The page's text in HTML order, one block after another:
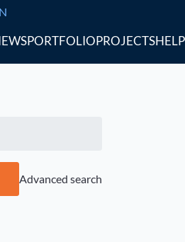
PORTFOLIOPROJECTSHELP
Advanced search